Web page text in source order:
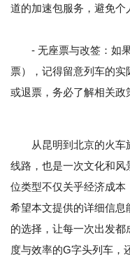
道的加速包服务，避免个
- 无座票与改签：如果
票），记得留意列车的
或退票，务必了解相关政
从昆明到北京的火
线路，也是一次文化和
位类型不仅关乎经济成本
希望本文提供的详细信
的选择，让每一次出发
度与效率的G字头列车，